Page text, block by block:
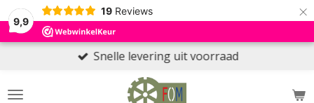
9,9
19 Reviews ×
Snelle levering uit voorraad